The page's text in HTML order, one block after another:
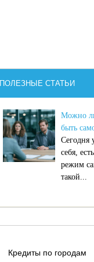
ПОЛЕЗНЫЕ СТАТЬИ
Можно ли
быть
Сегодня
себя,
режим
такой...
Кредиты по городам